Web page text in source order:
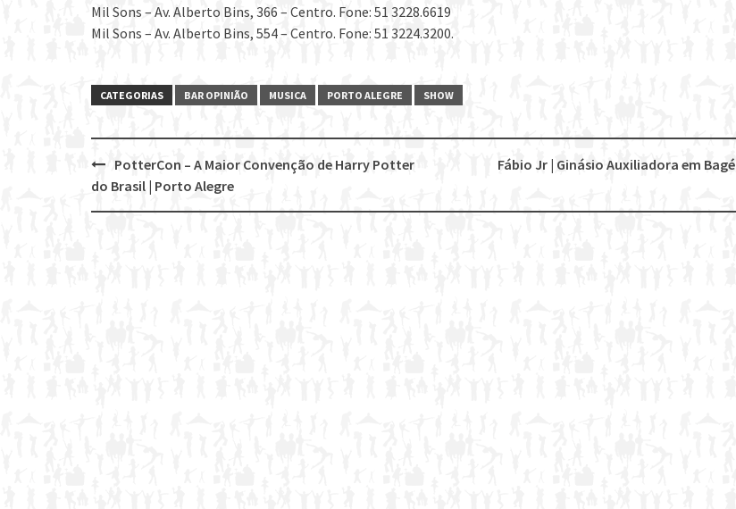
Mil Sons – Av. Alberto Bins, 366 – Centro. Fone: 51 3228.6619
Mil Sons – Av. Alberto Bins, 554 – Centro. Fone: 51 3224.3200.
CATEGORIAS BAR OPINIÃO MUSICA PORTO ALEGRE SHOW
Post
navigation
Fábio Jr | Ginásio Auxiliadora em Bagé
PotterCon – A Maior Convenção de Harry Potter
do Brasil | Porto Alegre